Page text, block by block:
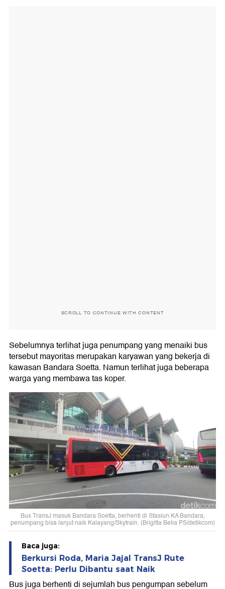
SCROLL TO CONTINUE WITH CONTENT
Sebelumnya terlihat juga penumpang yang menaiki bus
tersebut mayoritas merupakan karyawan yang bekerja di
kawasan Bandara Soetta. Namun terlihat juga beberapa
warga yang membawa tas koper.
Bus TransJ masuk Bandara Soetta, berhenti di Stasiun KA Bandara,
penumpang bisa lanjut naik Kalayang/Skytrain. (Brigitta Belia PS/detikcom)
Baca juga:
Berkursi Roda, Maria Jajal TransJ Rute
Soetta: Perlu Dibantu saat Naik
Bus juga berhenti di sejumlah bus pengumpan sebelum